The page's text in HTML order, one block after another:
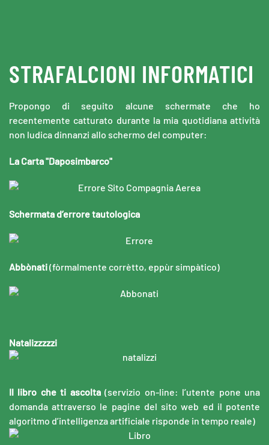
STRAFALCIONI INFORMATICI
Propongo di seguito alcune schermate che ho
recentemente catturato durante la mia quotidiana attività
non ludica dinnanzi allo schermo del computer:
La Carta "Daposimbarco"
Schermata d’errore tautologica
Abbònati(fòrmalmente corrètto, eppùr simpàtico)
Natalizzzzzi
Il libro che ti ascolta(servizio on-line: l’utente pone una
domanda attraverso le pagine del sito web ed il potente
algoritmo d’intelligenza artificiale risponde in tempo reale)